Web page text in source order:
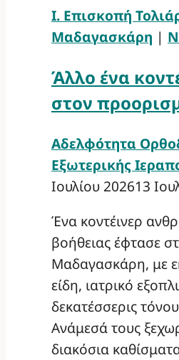
Ι. Επισκοπή
Μαδαγασκάρη |
Άλλο ένα
στον
Αδελφότητα
Εξωτερικής
Ιουλίου 202613
Ένα κοντέινερ
βοήθειας έφτασε
Μαδαγασκάρη, με
είδη, ιατρικό
δεκατέσσερις
Ανάμεσά τους
διακόσια